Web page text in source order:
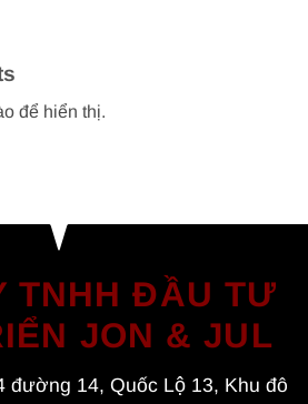
để hiển thị.
TNHH ĐẦU TƯ
JON & JUL
đường 14, Quốc Lộ 13, Khu đô